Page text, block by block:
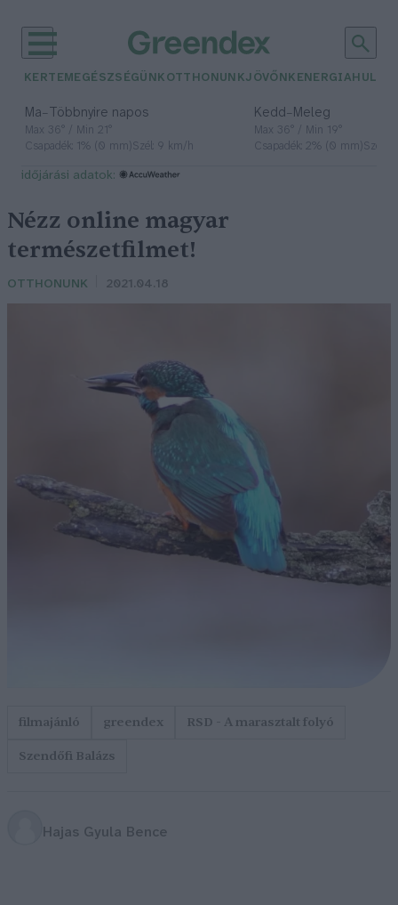
KERTEM EGÉSZSÉGÜNK OTTHONUNKJÖVŐNK ENERGIA
Ma– Többnyire napos
Max 36° / Min 21°
Csapadék: 1% (0 mm)Szél: 9 km/h
Kedd– Meleg
Max 36° / Min 19°
Csapadék: 2% (0 mm)Szél:
időjárási adatok:
Nézz online magyar
természetfilmet!
OTTHONUNK 2021.04.18
filmajánló greendex
RSD - A marasztalt folyó
Szendőfi Balázs
Hajas Gyula Bence